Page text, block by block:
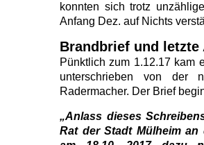
konnten sich trotz
Anfang Dez. auf Nichts
Brandbrief und
Pünktlich zum 1.12.17 kam
unterschrieben von der
Radermacher. Der Brief
„Anlass dieses
Rat der Stadt Mülheim